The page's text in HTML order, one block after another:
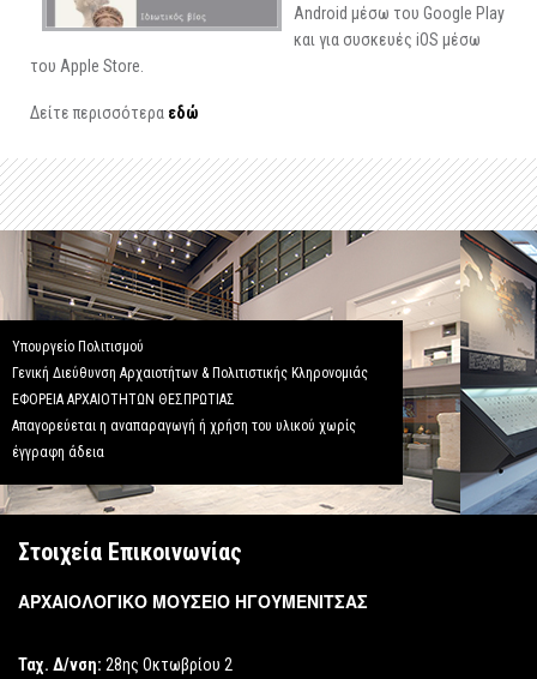
Android μέσω του Google Play
και για συσκευές iOS μέσω
του Apple Store.
Δείτε περισσότερα εδώ
Υπουργείο Πολιτισμού
Γενική Διεύθυνση Αρχαιοτήτων & Πολιτιστικής Κληρονομιάς
ΕΦΟΡΕΙΑ ΑΡΧΑΙΟΤΗΤΩΝ ΘΕΣΠΡΩΤΙΑΣ
Απαγορεύεται η αναπαραγωγή ή χρήση του υλικού χωρίς
έγγραφη άδεια
Στοιχεία Επικοινωνίας
ΑΡΧΑΙΟΛΟΓΙΚΟ ΜΟΥΣΕΙΟ ΗΓΟΥΜΕΝΙΤΣΑΣ
Ταχ. Δ/νση: 28ης Οκτωβρίου 2